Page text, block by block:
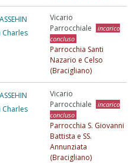
Vicario
Parrocchiale
incarico
concluso
Parrocchia Santi
Nazario e Celso
(Bracigliano)
Vicario
Parrocchiale
incarico
concluso
Parrocchia S. Giovanni
Battista e SS.
Annunziata
(Bracigliano)